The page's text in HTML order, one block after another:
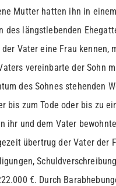
Mutter hatten ihn in
des längstlebenden
Vater eine Frau kennen,
vereinbarte der Sohn
des Sohnes stehenden
bis zum Tode oder bis zu
ihr und dem Vater
übertrug der Vater der
€. Durch